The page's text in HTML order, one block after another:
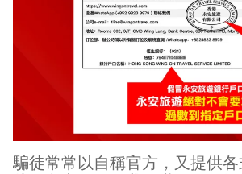
騙徒常常以自稱官方，又提供